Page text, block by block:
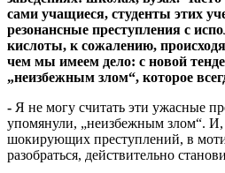
сами учащиеся, студенты этих
резонансные преступления с
кислоты, к сожалению,
чем мы имеем дело: с новой
„неизбежным злом“, которое
- Я не могу считать эти ужасные
упомянули, „неизбежным злом“.
шокирующих преступлений, в
разобраться, действительно